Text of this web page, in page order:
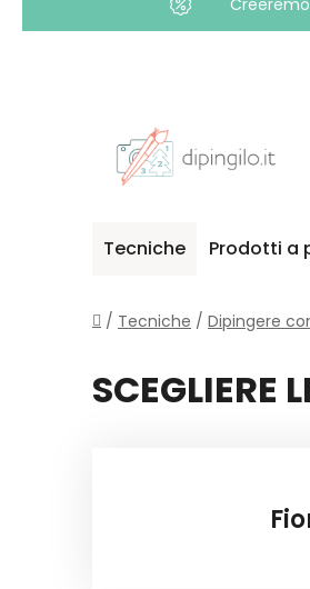
Tecniche Prodotti a
Casa
/ Tecniche / Dipingere
SCEGLIERE